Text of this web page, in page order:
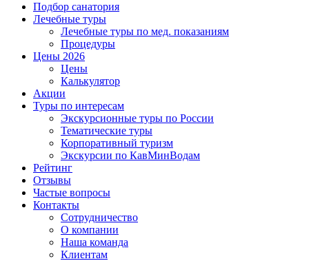
Подбор санатория
Лечебные туры
Лечебные туры по мед. показаниям
Процедуры
Цены 2026
Цены
Калькулятор
Акции
Туры по интересам
Экскурсионные туры по России
Тематические туры
Корпоративный туризм
Экскурсии по КавМинВодам
Рейтинг
Отзывы
Частые вопросы
Контакты
Сотрудничество
О компании
Наша команда
Клиентам